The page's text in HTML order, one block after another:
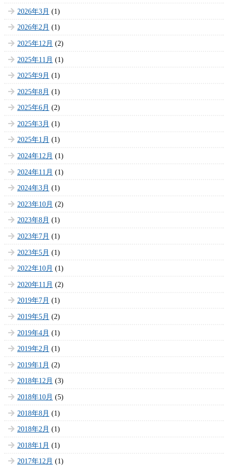
2026年3月 (1)
2026年2月 (1)
2025年12月 (2)
2025年11月 (1)
2025年9月 (1)
2025年8月 (1)
2025年6月 (2)
2025年3月 (1)
2025年1月 (1)
2024年12月 (1)
2024年11月 (1)
2024年3月 (1)
2023年10月 (2)
2023年8月 (1)
2023年7月 (1)
2023年5月 (1)
2022年10月 (1)
2020年11月 (2)
2019年7月 (1)
2019年5月 (2)
2019年4月 (1)
2019年2月 (1)
2019年1月 (2)
2018年12月 (3)
2018年10月 (5)
2018年8月 (1)
2018年2月 (1)
2018年1月 (1)
2017年12月 (1)